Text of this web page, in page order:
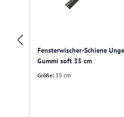
Fensterwischer-Schiene
Gummi soft 35 cm
Größe: 35 cm